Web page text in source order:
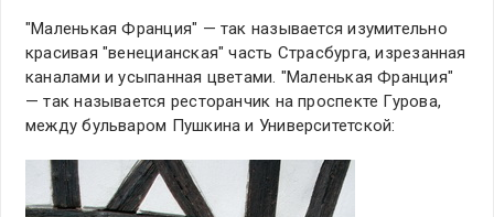
"Маленькая Франция" — так называется изумительно
красивая "венецианская" часть Страсбурга, изрезанная
каналами и усыпанная цветами. "Маленькая Франция"
— так называется ресторанчик на проспекте Гурова,
между бульваром Пушкина и Университетской: